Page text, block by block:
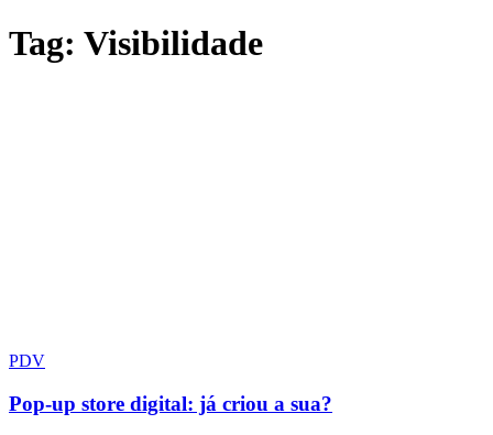
Tag: Visibilidade
PDV
Pop-up store digital: já criou a sua?